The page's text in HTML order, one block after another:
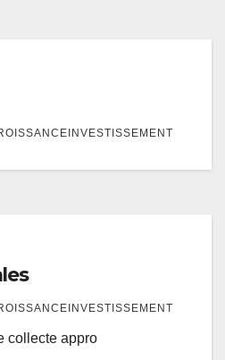
collecte appro